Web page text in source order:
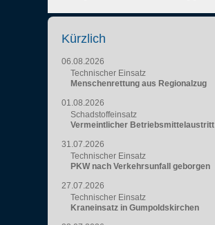
Kürzlich
06.08.2026
Technischer Einsatz
Menschenrettung aus Regionalzug
01.08.2026
Schadstoffeinsatz
Vermeintlicher Betriebsmittelaustritt
31.07.2026
Technischer Einsatz
PKW nach Verkehrsunfall geborgen
27.07.2026
Technischer Einsatz
Kraneinsatz in Gumpoldskirchen